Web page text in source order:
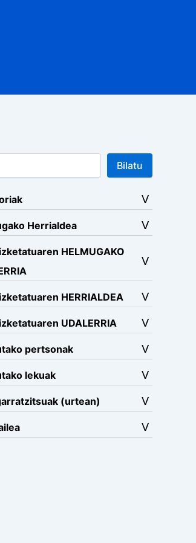
Bilatu
Herrialdea
HELMUGAKO
HERRIALDEA
UDALERRIA
pertsonak
lekuak
(urtean)